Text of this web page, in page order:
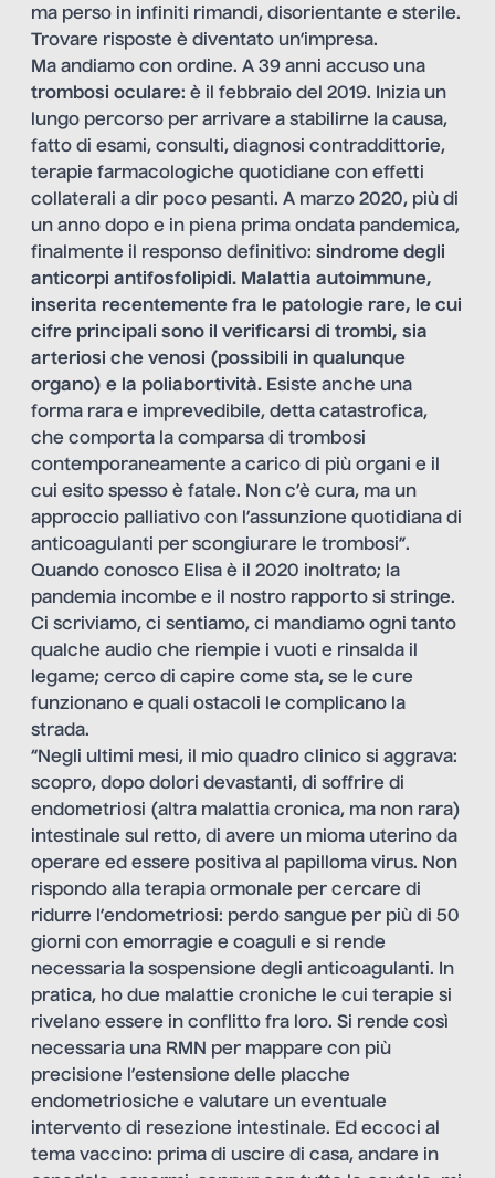
ma perso in infiniti rimandi, disorientante e sterile.
Trovare risposte è diventato un’impresa.
Ma andiamo con ordine. A 39 anni accuso una
trombosi oculare: è il febbraio del 2019. Inizia un
lungo percorso per arrivare a stabilirne la causa,
fatto di esami, consulti, diagnosi contraddittorie,
terapie farmacologiche quotidiane con effetti
collaterali a dir poco pesanti. A marzo 2020, più di
un anno dopo e in piena prima ondata pandemica,
finalmente il responso definitivo: sindrome degli
anticorpi antifosfolipidi. Malattia autoimmune,
inserita recentemente fra le patologie rare, le cui
cifre principali sono il verificarsi di trombi, sia
arteriosi che venosi (possibili in qualunque
organo) e la poliabortività. Esiste anche una
forma rara e imprevedibile, detta catastrofica,
che comporta la comparsa di trombosi
contemporaneamente a carico di più organi e il
cui esito spesso è fatale. Non c’è cura, ma un
approccio palliativo con l’assunzione quotidiana di
anticoagulanti per scongiurare le trombosi”.
Quando conosco Elisa è il 2020 inoltrato; la
pandemia incombe e il nostro rapporto si stringe.
Ci scriviamo, ci sentiamo, ci mandiamo ogni tanto
qualche audio che riempie i vuoti e rinsalda il
legame; cerco di capire come sta, se le cure
funzionano e quali ostacoli le complicano la
strada.
“Negli ultimi mesi, il mio quadro clinico si aggrava:
scopro, dopo dolori devastanti, di soffrire di
endometriosi (altra malattia cronica, ma non rara)
intestinale sul retto, di avere un mioma uterino da
operare ed essere positiva al papilloma virus. Non
rispondo alla terapia ormonale per cercare di
ridurre l’endometriosi: perdo sangue per più di 50
giorni con emorragie e coaguli e si rende
necessaria la sospensione degli anticoagulanti. In
pratica, ho due malattie croniche le cui terapie si
rivelano essere in conflitto fra loro. Si rende così
necessaria una RMN per mappare con più
precisione l’estensione delle placche
endometriosiche e valutare un eventuale
intervento di resezione intestinale. Ed eccoci al
tema vaccino: prima di uscire di casa, andare in